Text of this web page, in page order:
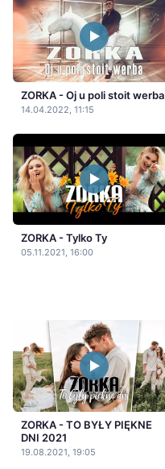
ZORKA - Oj u poli stoit werba
14.04.2022, 11:15
ZORKA - Tylko Ty
05.11.2021, 16:00
ZORKA - TO BYŁY PIĘKNE
DNI 2021
19.08.2021, 19:05